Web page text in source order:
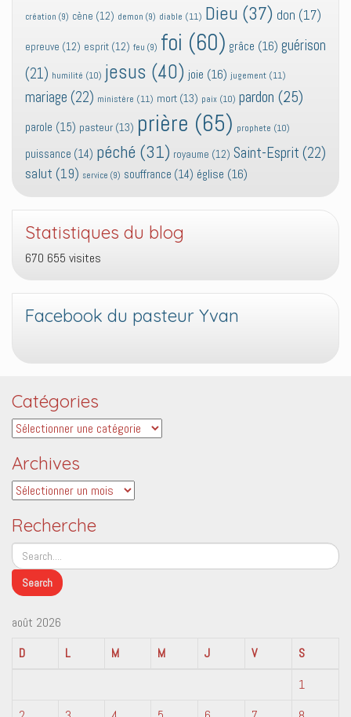
création (9) cène (12) demon (9) diable (11) Dieu (37) don (17)
epreuve (12) esprit (12) feu (9) foi (60) grâce (16) guérison
(21) humilité (10) jesus (40) joie (16) jugement (11)
mariage (22) ministère (11) mort (13) paix (10) pardon (25)
parole (15) pasteur (13) prière (65) prophete (10)
puissance (14) péché (31) royaume (12) Saint-Esprit (22)
salut (19) service (9) souffrance (14) église (16)
Statistiques du blog
670 655 visites
Facebook du pasteur Yvan
Catégories
Catégories
Archives
Archives
Recherche
août 2026
D
L M M J V
S
1